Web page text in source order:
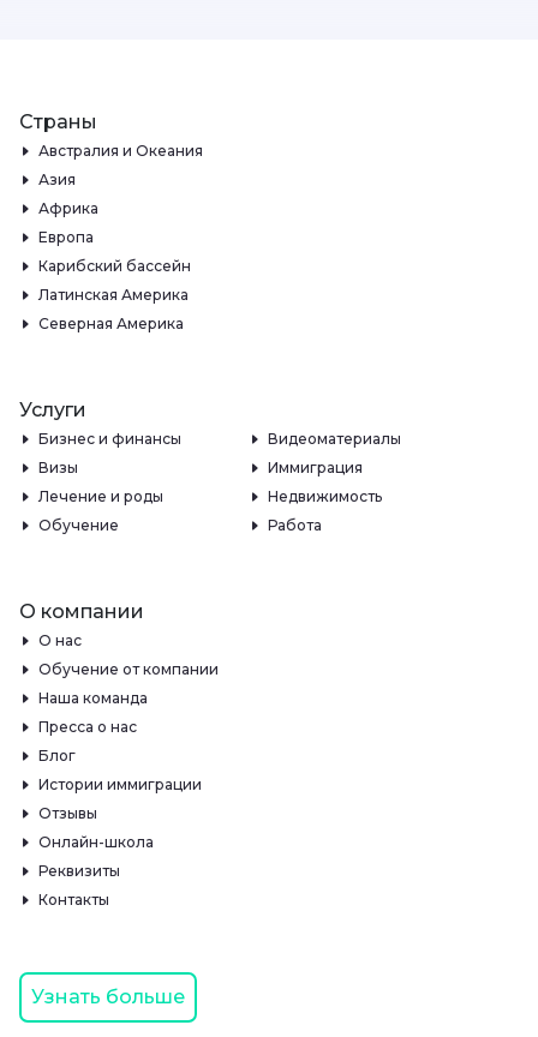
Страны
Австралия и Океания
Азия
Африка
Европа
Карибский бассейн
Латинская Америка
Северная Америка
Услуги
Бизнес и финансы
Видеоматериалы
Визы
Иммиграция
Лечение и роды
Недвижимость
Обучение
Работа
О компании
О нас
Обучение от компании
Наша команда
Пресса о нас
Блог
Истории иммиграции
Отзывы
Онлайн-школа
Реквизиты
Контакты
Узнать больше